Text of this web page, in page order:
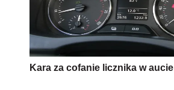
Kara za cofanie licznika w aucie